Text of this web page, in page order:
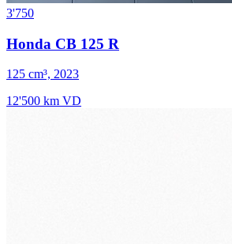
3'750
Honda CB 125 R
125 cm³, 2023
12'500 km VD